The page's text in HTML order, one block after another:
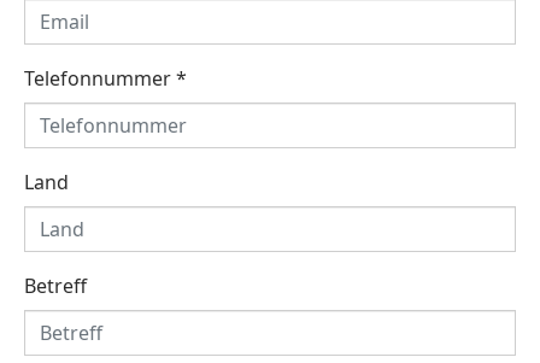
Telefonnummer*
Land
Betreff